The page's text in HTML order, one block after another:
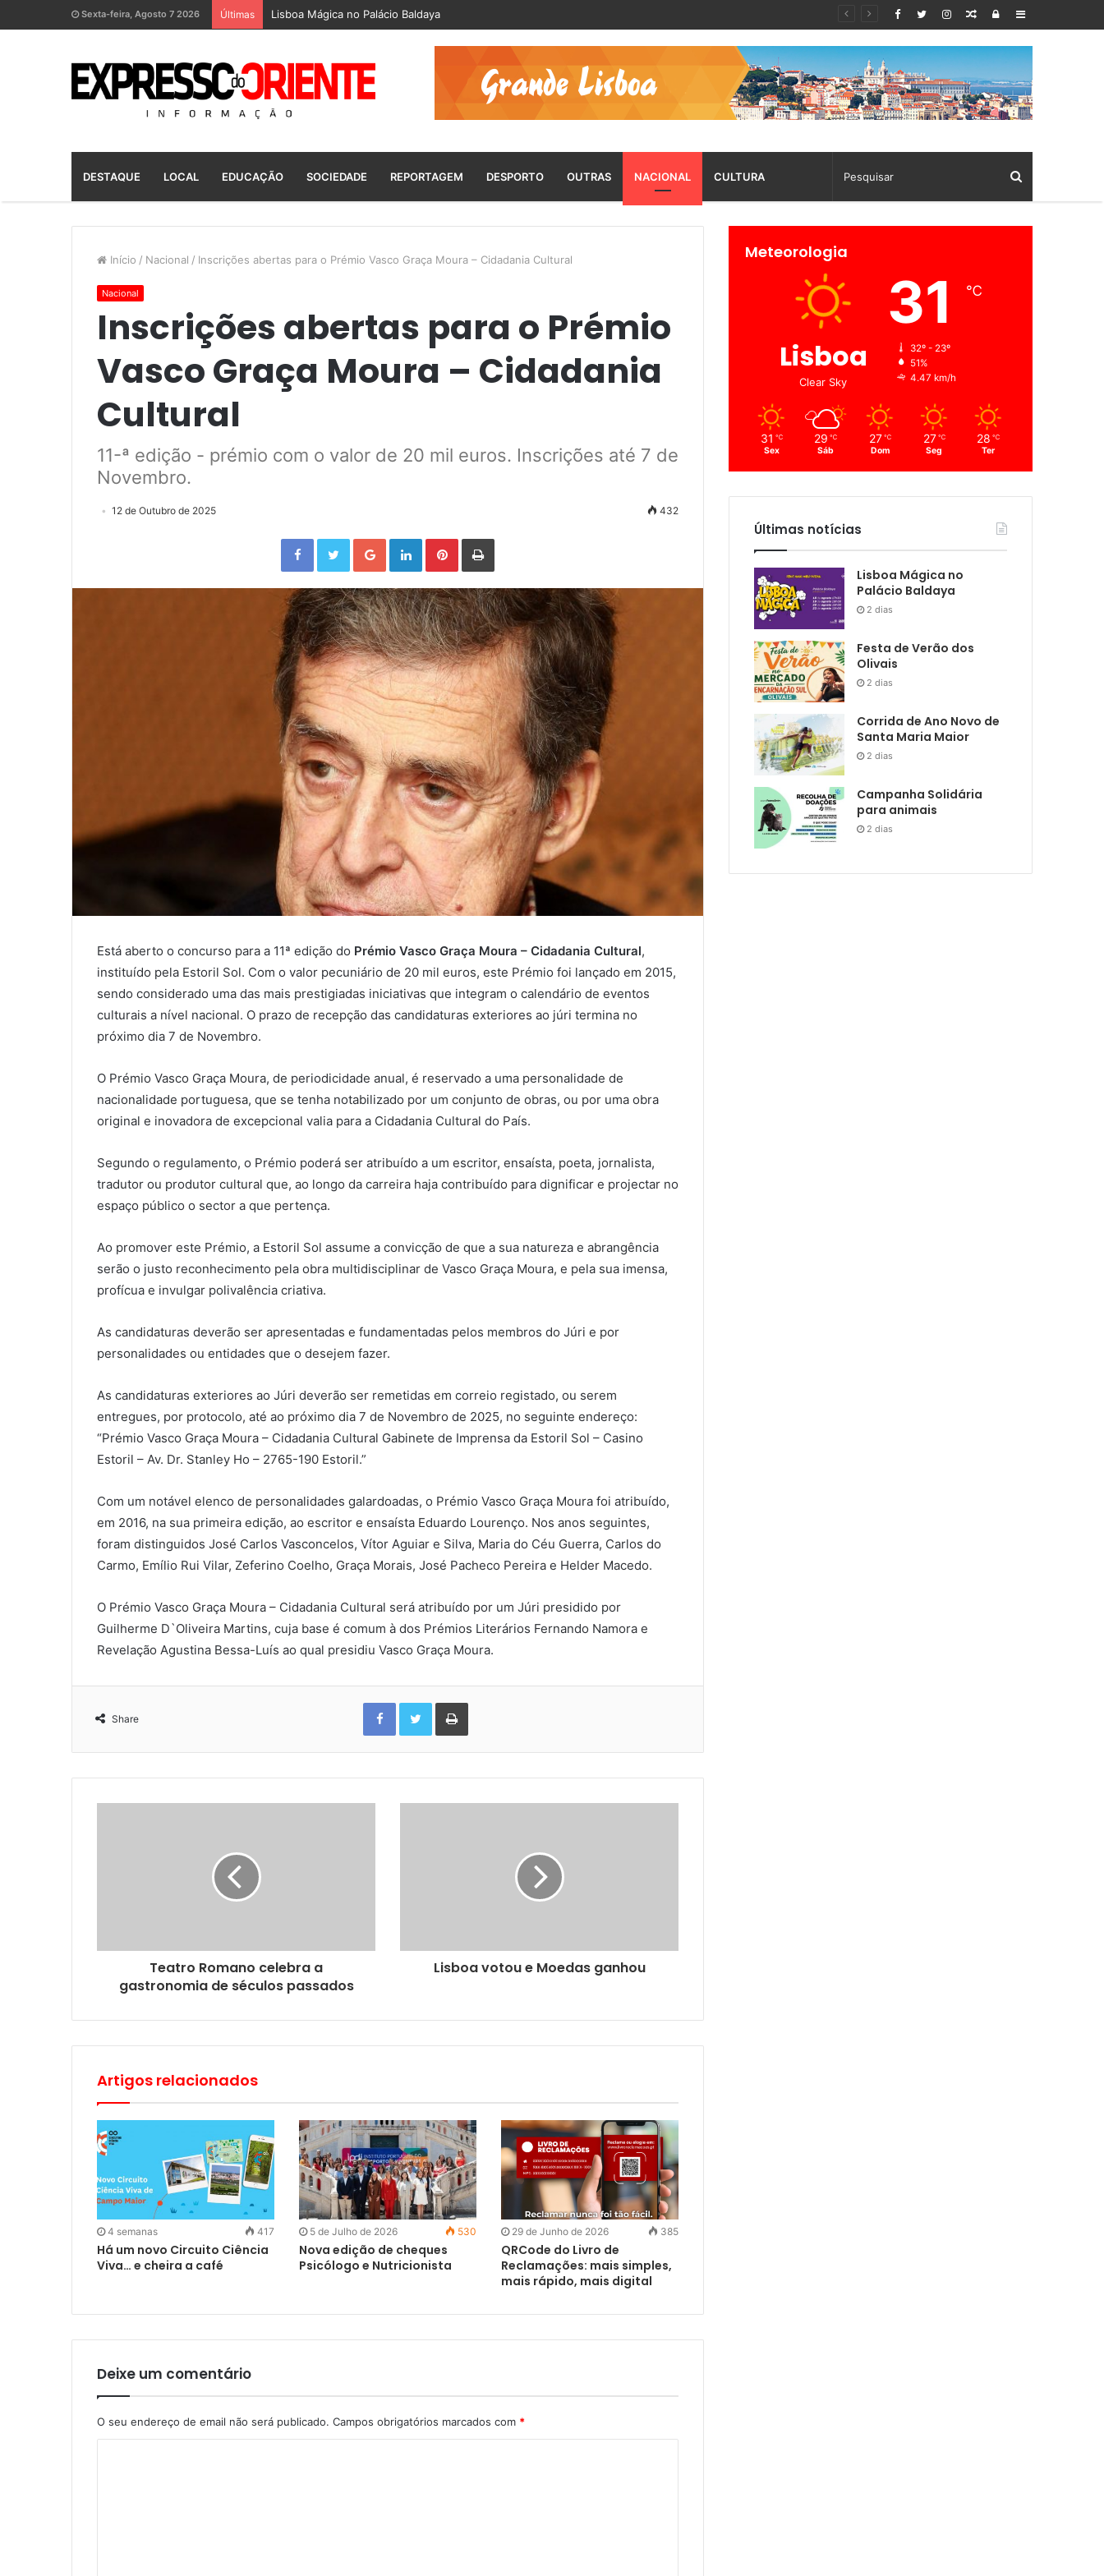
Sexta-feira, Agosto 7 2026 Últimas Lisboa Mágica no Palácio Baldaya Sidebar
Log
Random
DESTAQUE LOCAL EDUCAÇÃO SOCIEDADE REPORTAGEM DESPORTO OUTRAS NACIONAL CULTURA
Início / Nacional / Inscrições abertas para o Prémio Vasco Graça Moura – Cidadania Cultural
Nacional
Inscrições abertas para o Prémio
Vasco Graça Moura – Cidadania
Cultural
11-ª edição - prémio com o valor de 20 mil euros. Inscrições até 7 de
Novembro.
12 de Outubro de 2025 432
Facebook Twitter Google+ LinkedIn Pinterest
Está aberto o concurso para a 11ª edição do Prémio Vasco Graça Moura – Cidadania Cultural,
instituído pela Estoril Sol. Com o valor pecuniário de 20 mil euros, este Prémio foi lançado em 2015,
sendo considerado uma das mais prestigiadas iniciativas que integram o calendário de eventos
culturais a nível nacional. O prazo de recepção das candidaturas exteriores ao júri termina no
próximo dia 7 de Novembro.
O Prémio Vasco Graça Moura, de periodicidade anual, é reservado a uma personalidade de
nacionalidade portuguesa, que se tenha notabilizado por um conjunto de obras, ou por uma obra
original e inovadora de excepcional valia para a Cidadania Cultural do País.
Segundo o regulamento, o Prémio poderá ser atribuído a um escritor, ensaísta, poeta, jornalista,
tradutor ou produtor cultural que, ao longo da carreira haja contribuído para dignificar e projectar no
espaço público o sector a que pertença.
Ao promover este Prémio, a Estoril Sol assume a convicção de que a sua natureza e abrangência
serão o justo reconhecimento pela obra multidisciplinar de Vasco Graça Moura, e pela sua imensa,
profícua e invulgar polivalência criativa.
As candidaturas deverão ser apresentadas e fundamentadas pelos membros do Júri e por
personalidades ou entidades que o desejem fazer.
As candidaturas exteriores ao Júri deverão ser remetidas em correio registado, ou serem
entregues, por protocolo, até ao próximo dia 7 de Novembro de 2025, no seguinte endereço:
“Prémio Vasco Graça Moura – Cidadania Cultural Gabinete de Imprensa da Estoril Sol – Casino
Estoril – Av. Dr. Stanley Ho – 2765-190 Estoril.”
Com um notável elenco de personalidades galardoadas, o Prémio Vasco Graça Moura foi atribuído,
em 2016, na sua primeira edição, ao escritor e ensaísta Eduardo Lourenço. Nos anos seguintes,
foram distinguidos José Carlos Vasconcelos, Vítor Aguiar e Silva, Maria do Céu Guerra, Carlos do
Carmo, Emílio Rui Vilar, Zeferino Coelho, Graça Morais, José Pacheco Pereira e Helder Macedo.
O Prémio Vasco Graça Moura – Cidadania Cultural será atribuído por um Júri presidido por
Guilherme D`Oliveira Martins, cuja base é comum à dos Prémios Literários Fernando Namora e
Revelação Agustina Bessa-Luís ao qual presidiu Vasco Graça Moura.
Share
Facebook Twitter
Teatro Romano celebra a
gastronomia de séculos passados
Lisboa votou e Moedas ganhou
Artigos relacionados
4 semanas 417
Há um novo Circuito Ciência
Viva… e cheira a café
5 de Julho de 2026 530
Nova edição de cheques
Psicólogo e Nutricionista
29 de Junho de 2026 385
QRCode do Livro de
Reclamações: mais simples,
mais rápido, mais digital
Deixe um comentário
O seu endereço de email não será publicado. Campos obrigatórios marcados com *
Meteorologia
Lisboa
Clear Sky
31 ℃
32º - 23º
51%
4.47 km/h
31 ℃
Sex
29 ℃
Sáb
27 ℃
Dom
27 ℃
Seg
28 ℃
Ter
Últimas notícias
Lisboa Mágica no
Palácio Baldaya
2 dias
Festa de Verão dos
Olivais
2 dias
Corrida de Ano Novo de
Santa Maria Maior
2 dias
Campanha Solidária
para animais
2 dias